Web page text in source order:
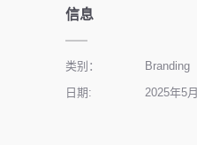
信息
类别：
Branding
日期:
2025年5